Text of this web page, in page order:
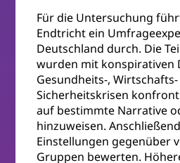
Für die Untersuchung
Endtricht ein
Deutschland durch. Die
wurden mit konspirativen
Gesundheits-,
Sicherheitskrisen
auf bestimmte Narrative
hinzuweisen.
Einstellungen gegenüber
Gruppen bewerten.